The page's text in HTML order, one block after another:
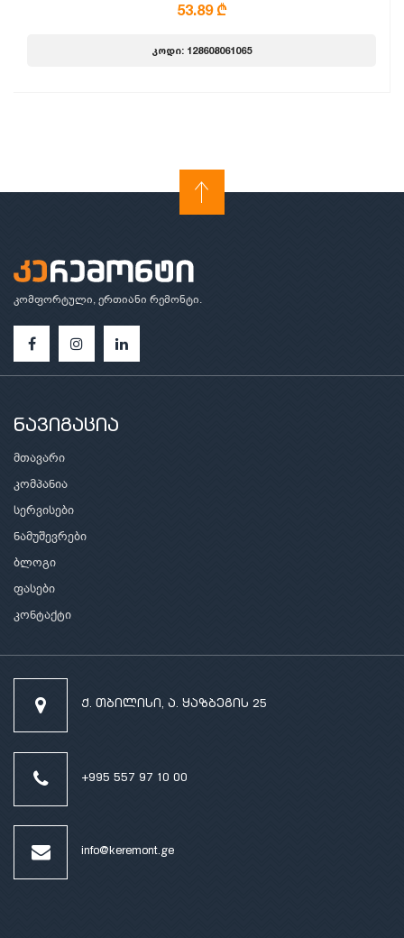
53.89 ₾
კოდი: 128608061065
კომფორტული, ერთიანი რემონტი.
ნავიგაცია
მთავარი
კომპანია
სერვისები
ნამუშევრები
ბლოგი
ფასები
კონტაქტი
ქ. თბილისი, ა. ყაზბეგის 25
+995 557 97 10 00
info@keremont.ge